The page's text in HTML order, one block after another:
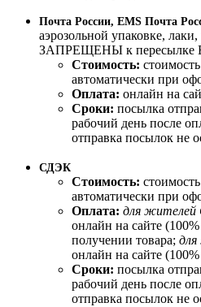
Почта России, EMS Почта
аэрозольной упаковке,
ЗАПРЕЩЕНЫ к пересылке
Стоимость:
автоматически при
Оплата: онлайн на
Сроки: посылка
рабочий день после
отправка посылок не
СДЭК
Стоимость:
автоматически при
Оплата: для жителей
онлайн на сайте
получении товара; для
онлайн на сайте
Сроки: посылка
рабочий день после
отправка посылок не